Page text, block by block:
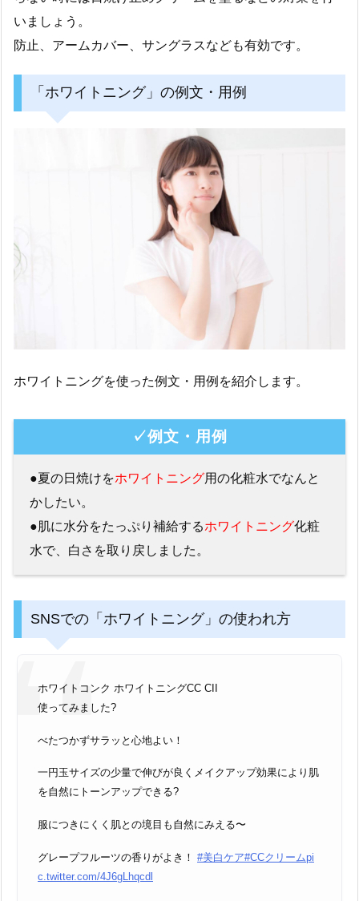
いましょう。
防止、アームカバー、サングラスなども有効です。
「ホワイトニング」の例文・用例
ホワイトニングを使った例文・用例を紹介します。
✓例文・用例
●夏の日焼けをホワイトニング用の化粧水でなんと
かしたい。
●肌に水分をたっぷり補給するホワイトニング化粧
水で、白さを取り戻しました。
SNSでの「ホワイトニング」の使われ方
ホワイトコンク ホワイトニングCC CII
使ってみました?
べたつかずサラッと心地よい！
一円玉サイズの少量で伸びが良くメイクアップ効果により肌
を自然にトーンアップできる?
服につきにくく肌との境目も自然にみえる〜
グレープフルーツの香りがよき！ #美白ケア#CCクリームpi
c.twitter.com/4J6gLhqcdl